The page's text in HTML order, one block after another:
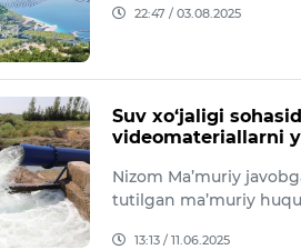
22:47 / 03.08.2025
Suv xo‘jaligi
videomateriallarni
Nizom Ma’muriy
tutilgan ma’muriy
13:13 / 11.06.2025